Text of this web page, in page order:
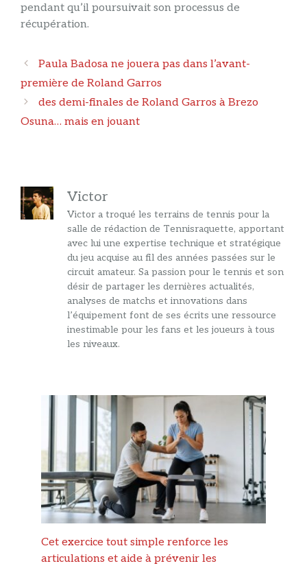
pendant qu’il poursuivait son processus de
récupération.
Navigation
des
articles
Paula Badosa ne jouera pas dans l’avant-
première de Roland Garros
des demi-finales de Roland Garros à Brezo
Osuna… mais en jouant
Victor
Victor a troqué les terrains de tennis pour la
salle de rédaction de Tennisraquette, apportant
avec lui une expertise technique et stratégique
du jeu acquise au fil des années passées sur le
circuit amateur. Sa passion pour le tennis et son
désir de partager les dernières actualités,
analyses de matchs et innovations dans
l’équipement font de ses écrits une ressource
inestimable pour les fans et les joueurs à tous
les niveaux.
Cet exercice tout simple renforce les
articulations et aide à prévenir les